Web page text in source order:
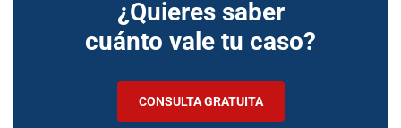
¿Quieres saber
cuánto vale tu caso?
CONSULTA GRATUITA